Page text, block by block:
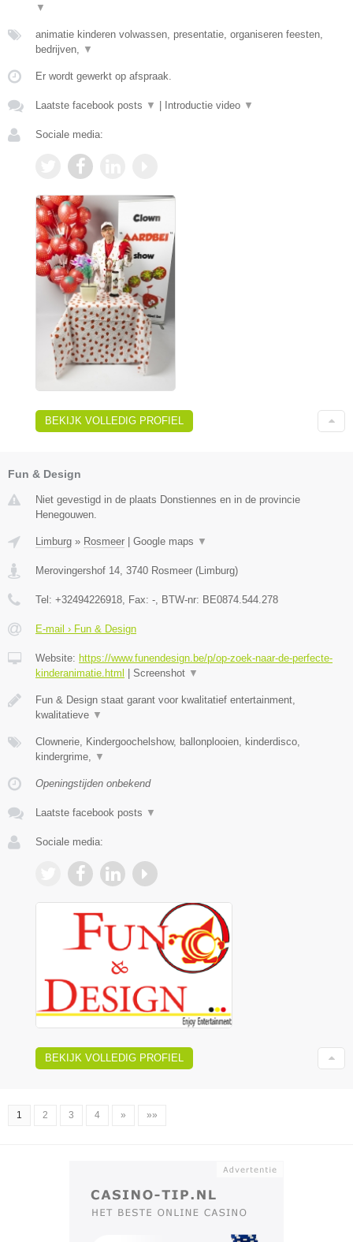
▼
animatie kinderen volwassen, presentatie, organiseren feesten,
bedrijven,
▼
Er wordt gewerkt op afspraak.
Laatste facebook posts ▼ | Introductie video ▼
Sociale media:
BEKIJK VOLLEDIG PROFIEL
Fun & Design
Niet gevestigd in de plaats Donstiennes en in de provincie
Henegouwen.
Limburg » Rosmeer | Google maps ▼
Merovingershof 14 3740 Rosmeer (Limburg)
Tel: +32494226918 , Fax: - , BTW-nr: BE0874.544.278
E-mail › Fun & Design
Website: https://www.funendesign.be/p/op-zoek-naar-de-perfecte-
kinderanimatie.html | Screenshot ▼
Fun & Design staat garant voor kwalitatief entertainment,
kwalitatieve ▼
Clownerie, Kindergoochelshow, ballonplooien, kinderdisco,
kindergrime,
▼
Openingstijden onbekend
Laatste facebook posts ▼
Sociale media:
BEKIJK VOLLEDIG PROFIEL
1 2 3 4 » »»